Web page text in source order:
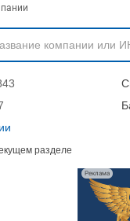
питания
продукты и напитки
Каталог
Премиум
по
разделе
Реклама